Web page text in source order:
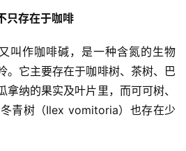
只存在于咖啡
叫作咖啡碱，是一种含氮的生物
。它主要存在于咖啡树、茶树、巴
纳的果实及叶片里，而可可树、
青树（Ilex vomitoria）也存在少